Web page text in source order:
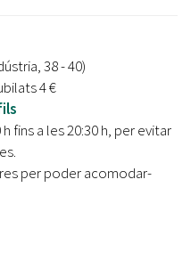
38 - 40)
4 €
fins a les 20:30 h, per evitar
per poder acomodar-